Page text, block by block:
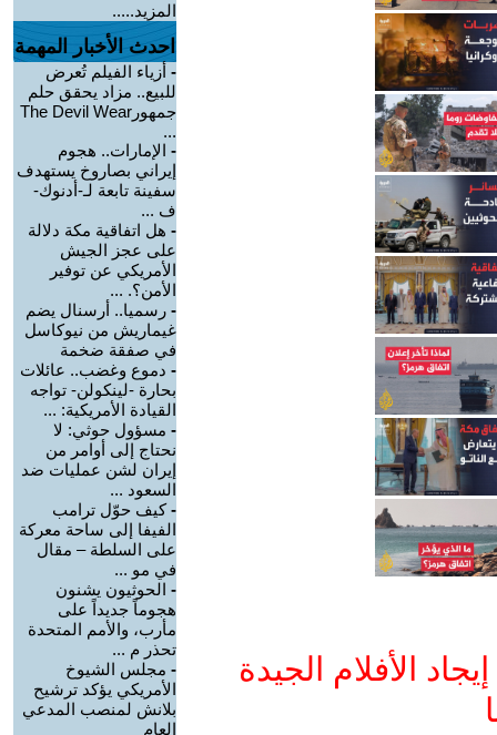
الأفلام الجيدة
المزيد.....
احدث الأخبار المهمة
- أزياء الفيلم تُعرض
للبيع.. مزاد يحقق حلم
جمهورThe Devil Wear
...
- الإمارات.. هجوم
إيراني بصاروخ يستهدف
سفينة تابعة لـ-أدنوك-
ف ...
- هل اتفاقية مكة دلالة
على عجز الجيش
الأمريكي عن توفير
الأمن؟. ...
- رسميا.. أرسنال يضم
غيماريش من نيوكاسل
في صفقة ضخمة
- دموع وغضب.. عائلات
بحارة -لينكولن- تواجه
القيادة الأمريكية: ...
- مسؤول حوثي: لا
نحتاج إلى أوامر من
إيران لشن عمليات ضد
السعود ...
-كيف حوّل ترامب
الفيفا إلى ساحة معركة
على السلطة – مقال
في مو ...
- الحوثيون يشنون
هجوماً جديداً على
مأرب، والأمم المتحدة
تحذر م ...
- مجلس الشيوخ
الأمريكي يؤكد ترشيح
بلانش لمنصب المدعي
العام